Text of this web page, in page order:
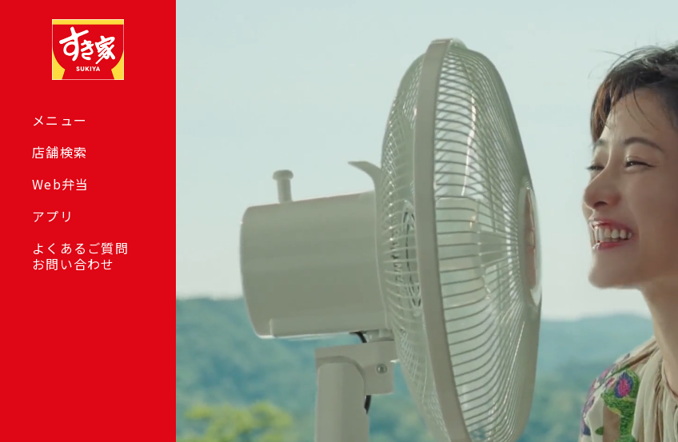
メニュー
店舗検索
Web弁当
アプリ
よくあるご質問
お問い合わせ
【すきすきセット】次回のおもちゃは「きかんしゃトーマス プ
ルバックトレイン」
【すきすきセット】次回のおもちゃは「クレヨンしんちゃん
奇々怪々！ラバーマグネット」